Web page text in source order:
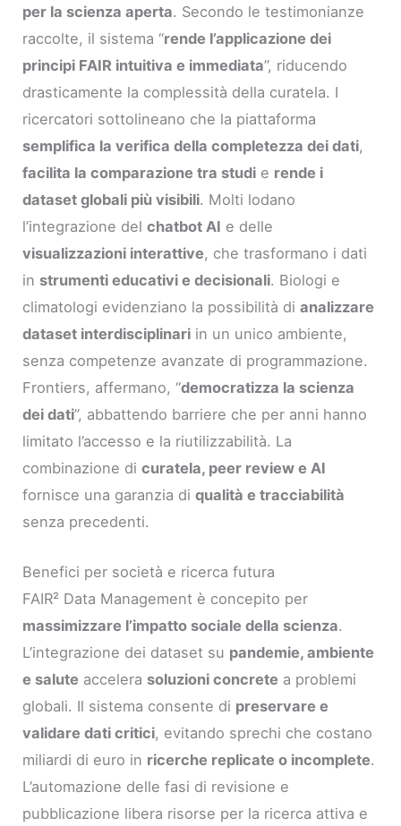
per la scienza aperta. Secondo le testimonianze
raccolte, il sistema “rende l’applicazione dei
principi FAIR intuitiva e immediata”, riducendo
drasticamente la complessità della curatela. I
ricercatori sottolineano che la piattaforma
semplifica la verifica della completezza dei dati,
facilita la comparazione tra studi e rende i
dataset globali più visibili. Molti lodano
l’integrazione delchatbot AI e delle
visualizzazioni interattive, che trasformano i dati
in strumenti educativi e decisionali. Biologi e
climatologi evidenziano la possibilità dianalizzare
dataset interdisciplinari in un unico ambiente,
senza competenze avanzate di programmazione.
Frontiers, affermano, “democratizza la scienza
dei dati”, abbattendo barriere che per anni hanno
limitato l’accesso e la riutilizzabilità. La
combinazione dicuratela, peer review e AI
fornisce una garanzia diqualità e tracciabilità
senza precedenti.
Benefici per società e ricerca futura
FAIR² Data Management è concepito per
massimizzare l’impatto sociale della scienza.
L’integrazione dei dataset su pandemie, ambiente
e salute accelera soluzioni concrete a problemi
globali. Il sistema consente di preservare e
validare dati critici, evitando sprechi che costano
miliardi di euro in ricerche replicate o incomplete.
L’automazione delle fasi di revisione e
pubblicazione libera risorse per la ricerca attiva e